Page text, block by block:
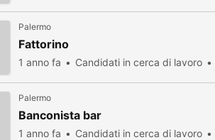
Palermo
Fattorino
1 anno fa Candidati in cerca di lavoro
Palermo
Banconista bar
1 anno fa Candidati in cerca di lavoro